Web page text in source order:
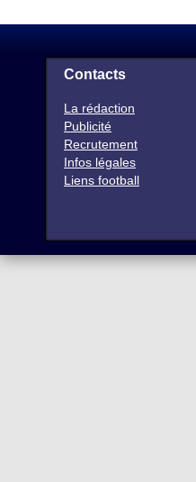
Contacts
La rédaction
Publicité
Recrutement
Infos légales
Liens football